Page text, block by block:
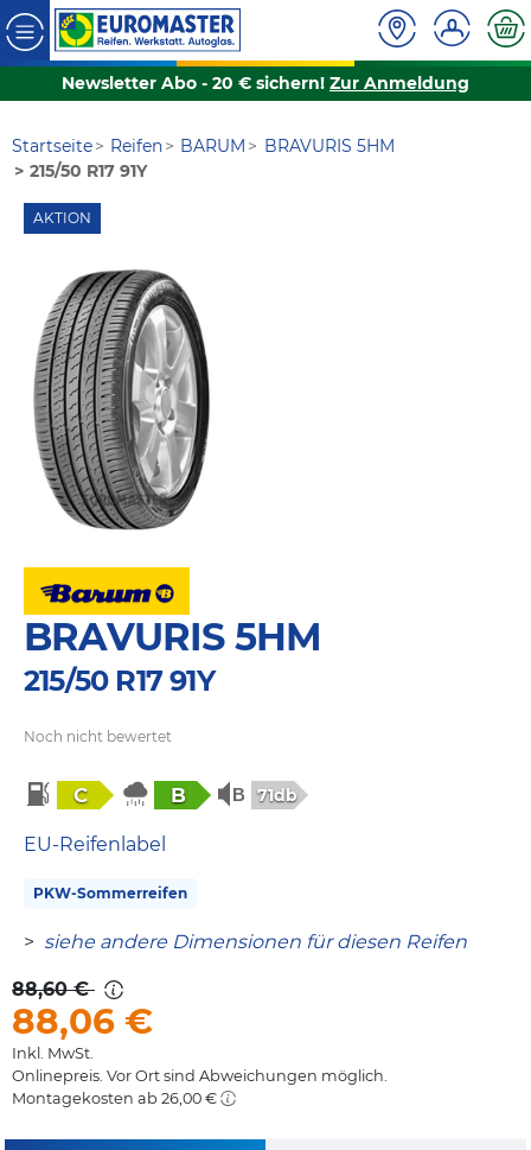
Newsletter Abo - 20 € sichern! Zur Anmeldung
Startseite Reifen BARUM
BRAVURIS 5HM
215/50 R17 91Y
AKTION
BRAVURIS 5HM
215/50 R17 91Y
Noch nicht bewertet
C B 71db
EU-Reifenlabel
PKW-Sommerreifen
> siehe andere Dimensionen für diesen Reifen
88,60 €
88,06 €
Inkl. MwSt.
Onlinepreis. Vor Ort sind Abweichungen möglich.
Montagekosten ab 26,00 €